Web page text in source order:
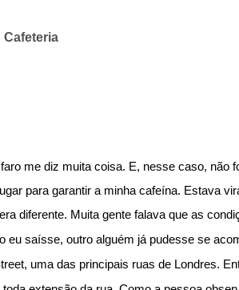
Cafeteria
me diz muita coisa. E, nesse caso, não
para garantir a minha cafeína.
diferente. Muita gente falava que as
saísse, outro alguém já pudesse se
uma das principais ruas de